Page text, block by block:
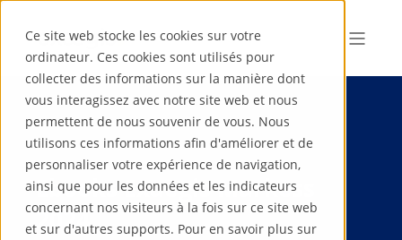
Ce site web stocke les cookies sur votre
ordinateur. Ces cookies sont utilisés pour
collecter des informations sur la manière dont
vous interagissez avec notre site web et nous
permettent de nous souvenir de vous. Nous
utilisons ces informations afin d'améliorer et de
personnaliser votre expérience de navigation,
ainsi que pour les données et les indicateurs
concernant nos visiteurs à la fois sur ce site web
et sur d'autres supports. Pour en savoir plus sur
Ebooks Exaegis Markess
2024